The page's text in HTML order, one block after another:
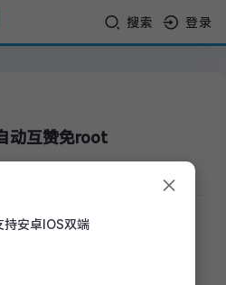
搜索 登录
动互赞免root
×
安卓IOS双端